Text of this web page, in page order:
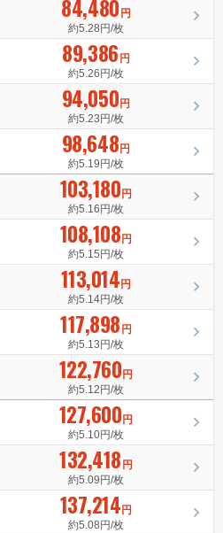
84,480 円
約5.28円/枚
89,386 円
約5.26円/枚
94,050 円
約5.23円/枚
98,648 円
約5.19円/枚
103,180 円
約5.16円/枚
108,108 円
約5.15円/枚
113,014 円
約5.14円/枚
117,898 円
約5.13円/枚
122,760 円
約5.12円/枚
127,600 円
約5.10円/枚
132,418 円
約5.09円/枚
137,214 円
約5.08円/枚